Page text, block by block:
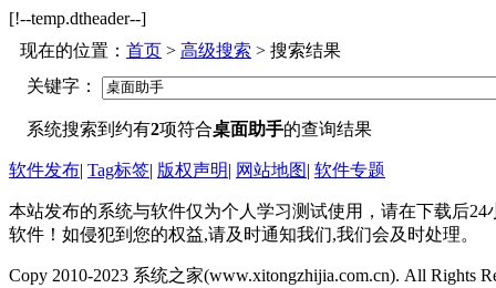
[!--temp.dtheader--]
现在的位置： 首页 > 高级搜索 > 搜索结果
关键字：
系统搜索到约有2项符合桌面助手的查询结果
软件发布| Tag标签| 版权声明| 网站地图| 软件专题
本站发布的系统与软件仅为个人学习测试使用，请在下载后
软件！如侵犯到您的权益,请及时通知我们,我们会及时处理。
Copy 2010-2023 系统之家(www.xitongzhijia.com.cn). All Rights